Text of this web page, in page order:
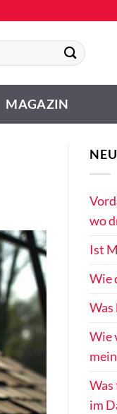
MAGAZIN
wo
Ist
Wie
Was
Wie
Was
im